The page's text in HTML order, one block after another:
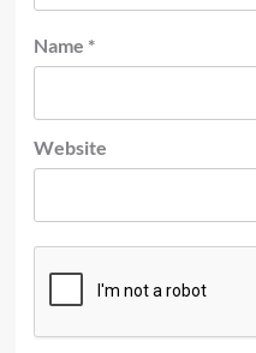
Name *
Website